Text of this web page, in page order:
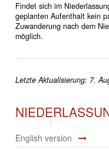
Findet sich im
geplanten Aufenthalt kein
Zuwanderung nach dem
möglich.
Letzte Aktualisierung: 7.
English version